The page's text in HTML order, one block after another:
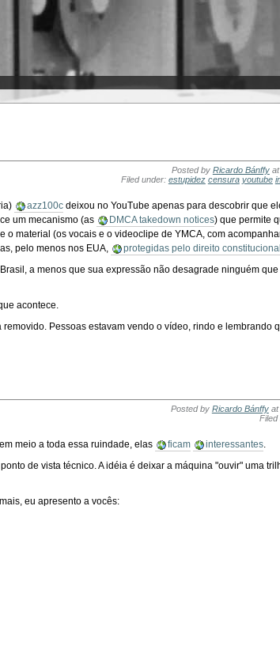
Posted by Ricardo Bánffy
Filed under: estupidez censura youtube
azz100c deixou no YouTube apenas para descobrir que
um mecanismo (as
DMCA takedown notices) que permite
material (os vocais e o videoclipe de YMCA, com
pelo menos nos EUA,
protegidas pelo direito
a menos que sua expressão não desagrade ninguém
acontece.
Pessoas estavam vendo o vídeo, rindo e lembrando
Posted by Ricardo Bánffy at
Filed
meio a toda essa ruindade, elas ficam interessantes.
de vista técnico. A idéia é deixar a máquina "ouvir" uma
eu apresento a vocês: